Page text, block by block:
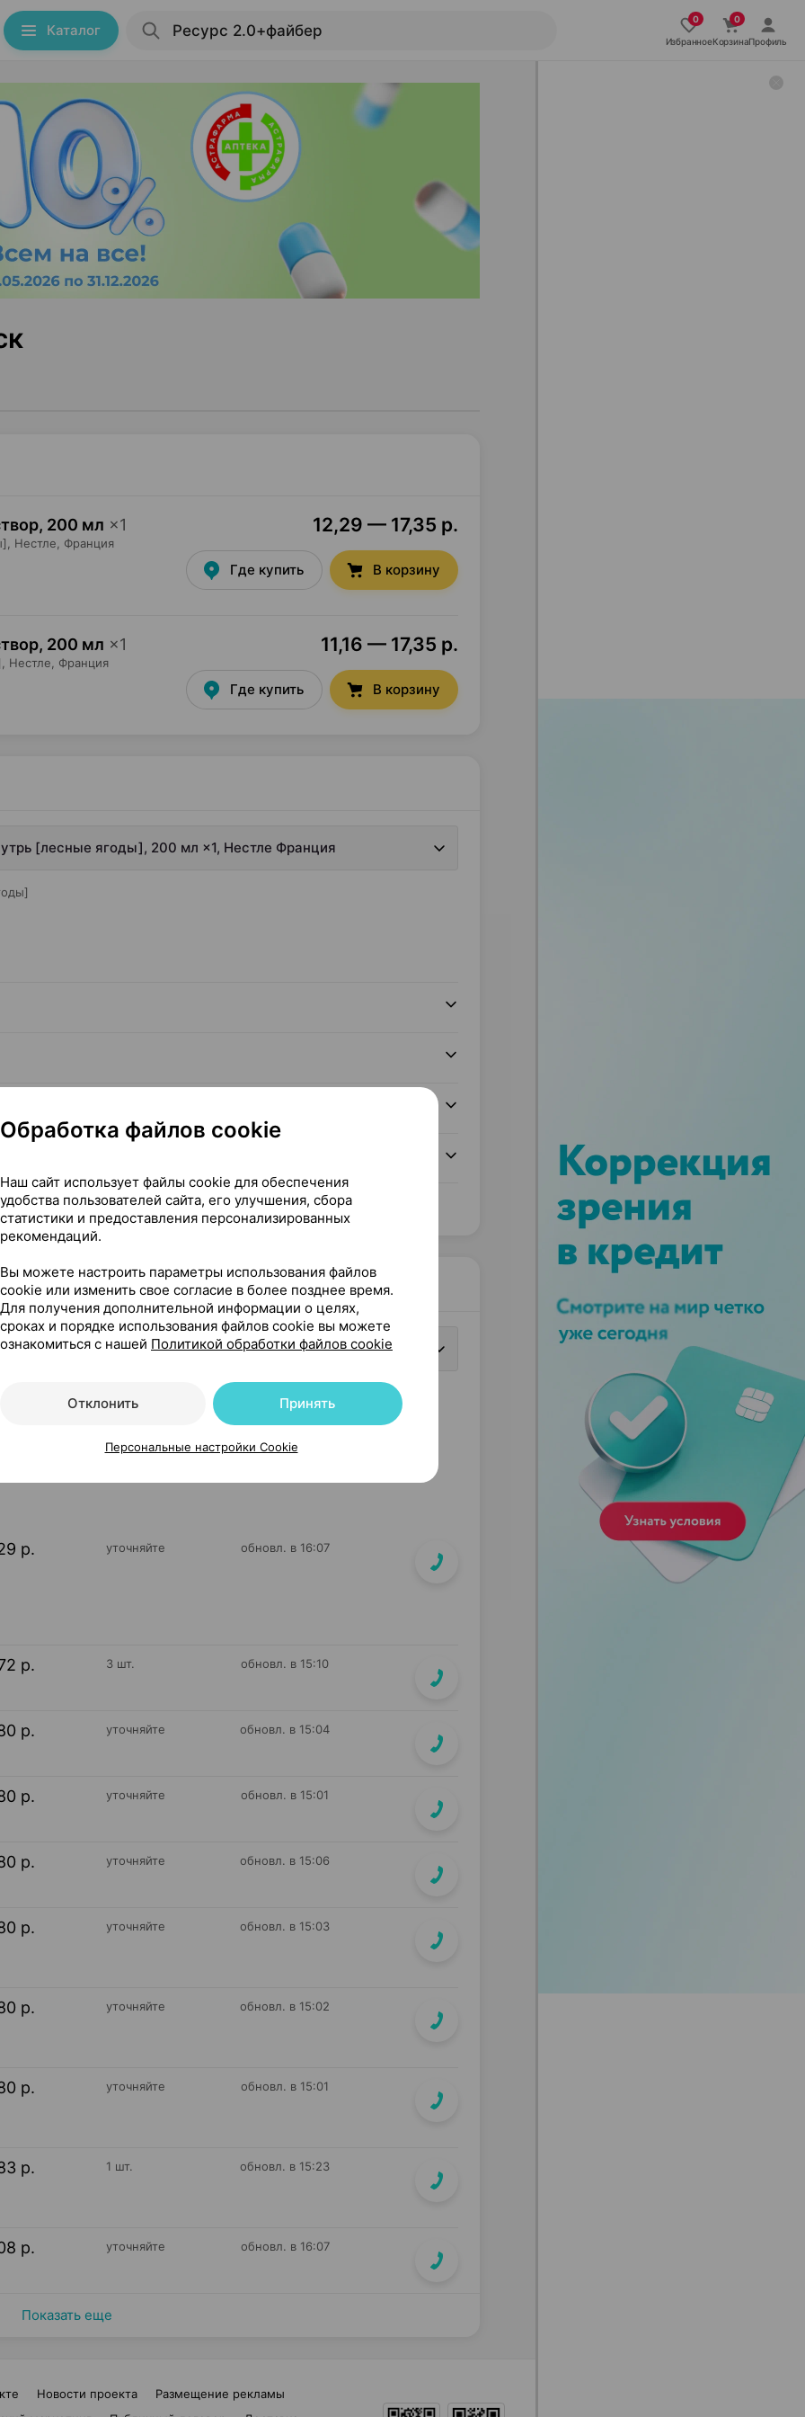
Каталог
ИзбранноеКорзинаПрофиль
, 200 мл ×1
Нестле , Франция
12,29 — 17,35 р.
Где купить В корзину
, 200 мл ×1
Нестле , Франция
11,16 — 17,35 р.
Где купить В корзину
[лесные ягоды], 200 мл ×1, Нестле Франция
Читать полностью
[лесные ягоды], 200 мл ×1, Нестле Франция
97
р. уточняйте обновл. в 16:07
р. 3 шт. обновл. в 15:10
р. уточняйте обновл. в 15:04
р. уточняйте обновл. в 15:01
р. уточняйте обновл. в 15:06
р. уточняйте обновл. в 15:03
р. уточняйте обновл. в 15:02
р. уточняйте обновл. в 15:01
р. 1 шт. обновл. в 15:23
р. уточняйте обновл. в 16:07
Показать еще
Новости проекта
Размещение рекламы
Обработка файлов cookie
Наш сайт использует файлы cookie для обеспечения
удобства пользователей сайта, его улучшения, сбора
статистики и предоставления персонализированных
рекомендаций.
Вы можете настроить параметры использования файлов
cookie или изменить свое согласие в более позднее время.
Для получения дополнительной информации о целях,
сроках и порядке использования файлов cookie вы можете
ознакомиться с нашей Политикой обработки файлов cookie
Отклонить Принять
Персональные настройки Cookie